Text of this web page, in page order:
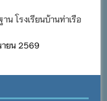
โรงเรียนบ้านท่าเรือ
ายน 2569